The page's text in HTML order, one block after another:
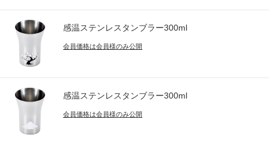
感温ステンレスタンブラー300ml
会員価格は会員様のみ公開
感温ステンレスタンブラー300ml
会員価格は会員様のみ公開